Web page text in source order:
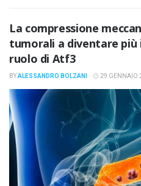
La compressione
tumorali a diventare più
ruolo di Atf3
BYALESSANDRO BOLZANI 29 GENNAIO